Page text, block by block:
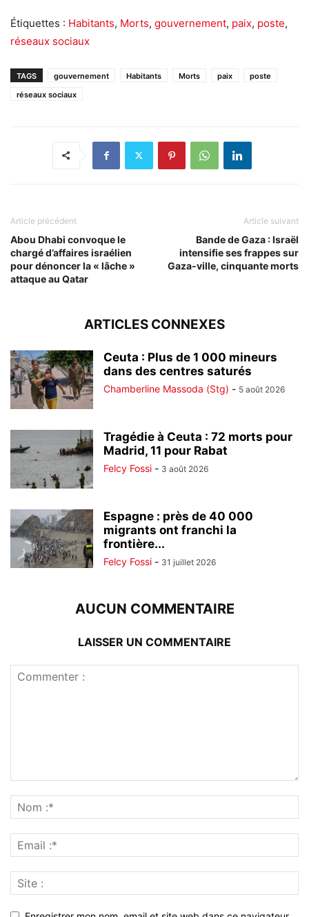
Étiquettes : Habitants, Morts, gouvernement, paix, poste,
réseaux sociaux
TAGS gouvernement Habitants Morts paix
poste
réseaux sociaux
Article précédent
Abou Dhabi convoque le
chargé d’affaires israélien
pour dénoncer la « lâche »
attaque au Qatar
Article suivant
Bande de Gaza : Israël
intensifie ses frappes sur
Gaza-ville, cinquante morts
ARTICLES CONNEXES
Ceuta : Plus de 1 000 mineurs
dans des centres saturés
Chamberline Massoda (Stg) - 5 août 2026
Tragédie à Ceuta : 72 morts pour
Madrid, 11 pour Rabat
Felcy Fossi - 3 août 2026
Espagne : près de 40 000
migrants ont franchi la
frontière...
Felcy Fossi - 31 juillet 2026
AUCUN COMMENTAIRE
LAISSER UN COMMENTAIRE